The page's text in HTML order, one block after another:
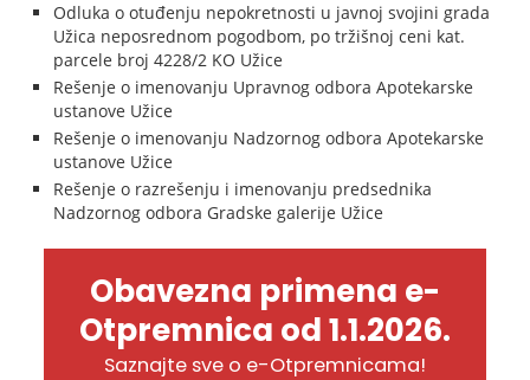
Odluka o otuđenju nepokretnosti u javnoj svojini grada
Užica neposrednom pogodbom, po tržišnoj ceni kat.
parcele broj 4228/2 KO Užice
Rešenje o imenovanju Upravnog odbora Apotekarske
ustanove Užice
Rešenje o imenovanju Nadzornog odbora Apotekarske
ustanove Užice
Rešenje o razrešenju i imenovanju predsednika
Nadzornog odbora Gradske galerije Užice
Obavezna primena e-
Otpremnica od 1.1.2026.
Saznajte sve o e-Otpremnicama!